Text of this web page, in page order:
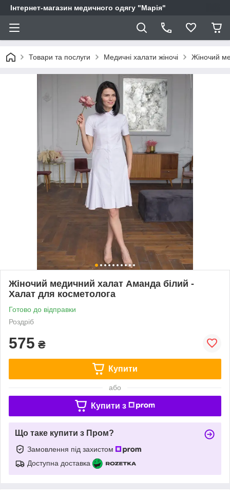
Інтернет-магазин медичного одягу "Марія"
Товари та послуги Медичні халати жіночі Жіночий
Жіночий медичний халат Аманда білий -
Халат для косметолога
Готово до відправки
Роздріб
575 ₴
Купити
або
Купити з
Що таке купити з Пром?
Замовлення під захистом
Доступна доставка